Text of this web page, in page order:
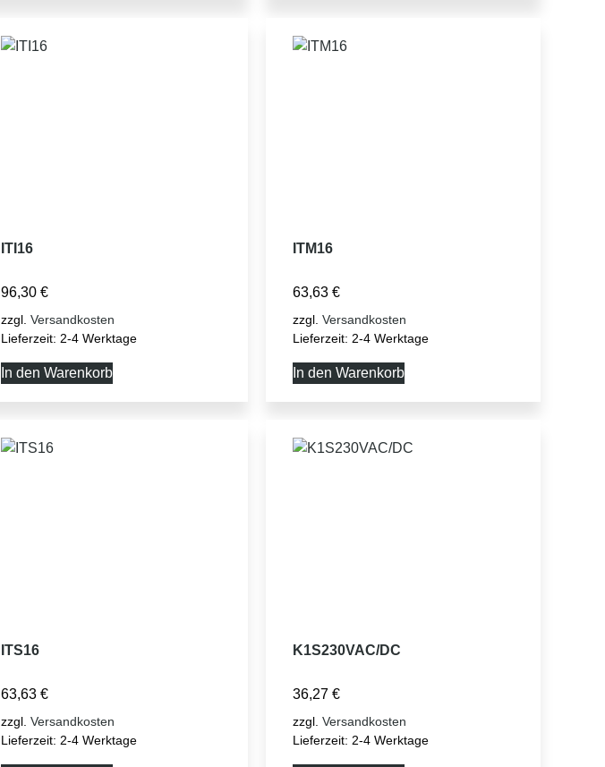
ITI16
96,30 €
zzgl. Versandkosten
Lieferzeit: 2-4 Werktage
In den Warenkorb
ITM16
63,63€
zzgl.Versandkosten
Lieferzeit: 2-4 Werktage
In den Warenkorb
ITS16
63,63 €
zzgl. Versandkosten
Lieferzeit: 2-4 Werktage
K1S230VAC/DC
36,27€
zzgl.Versandkosten
Lieferzeit: 2-4 Werktage